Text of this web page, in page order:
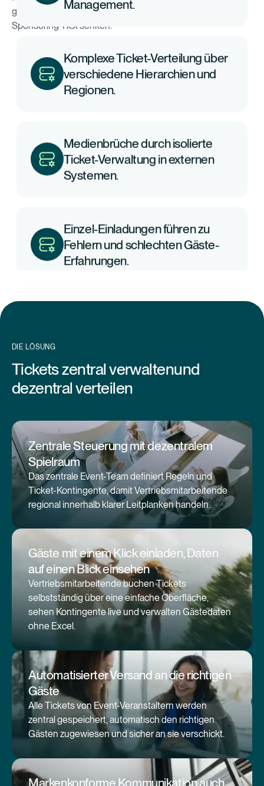
geringe Transparenz und ungenutzte Tickets, die den
Sponsoring-ROI senken.
verschiedene Hierarchien und
Regionen.
Ticket-Verwaltung in externen
Systemen.
Fehlern und schlechten Gäste-
Erfahrungen.
Hoher manueller Aufwand durch
Wertverlust des Sponsorings
Management.
Komplexe Ticket-Verteilung über
verschiedene Hierarchien und
Regionen.
Medienbrüche durch isolierte
Ticket-Verwaltung in externen
Systemen.
Einzel-Einladungen führen zu
Fehlern und schlechten Gäste-
Erfahrungen.
Hoher manueller Aufwand durch
mangelnde zentrale Ticket-
Übersicht.
DIE LÖSUNG
Tickets zentral verwaltenund
dezentral verteilen
Zentrale Steuerung mit dezentralem
Spielraum
Das zentrale Event-Team definiert Regeln und
Ticket-Kontingente, damit Vertriebsmitarbeitende
regional innerhalb klarer Leitplanken handeln.
Gäste mit einem Klick einladen, Daten
auf einen Blick einsehen
Vertriebsmitarbeitende buchen Tickets
selbstständig über eine einfache Oberfläche,
sehen Kontingente live und verwalten Gästedaten
ohne Excel.
Automatisierter Versand an die richtigen
Gäste
Alle Tickets von Event-Veranstaltern werden
zentral gespeichert, automatisch den richtigen
Gästen zugewiesen und sicher an sie verschickt.
Markenkonforme Kommunikation auch